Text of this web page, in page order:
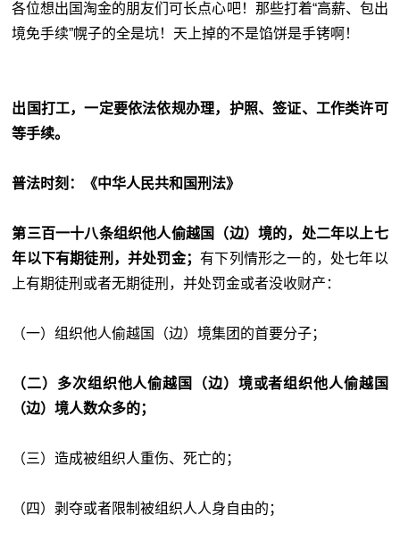
各位想出国淘金的朋友们可长点心吧！那些打着“高薪、包出
境免手续”幌子的全是坑！天上掉的不是馅饼是手铐啊！
出国打工，一定要依法依规办理，护照、签证、工作类许可
等手续。
普法时刻：《中华人民共和国刑法》
第三百一十八条组织他人偷越国（边）境的，处二年以上七
年以下有期徒刑，并处罚金； 有下列情形之一的，处七年以
上有期徒刑或者无期徒刑，并处罚金或者没收财产：
（一）组织他人偷越国（边）境集团的首要分子；
（二）多次组织他人偷越国（边）境或者组织他人偷越国
（边）境人数众多的；
（三）造成被组织人重伤、死亡的；
（四）剥夺或者限制被组织人人身自由的；